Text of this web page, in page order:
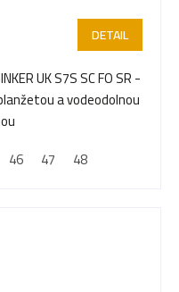
DETAIL
UK S7S SC FO SR -
a vodeodolnou
46 47 48